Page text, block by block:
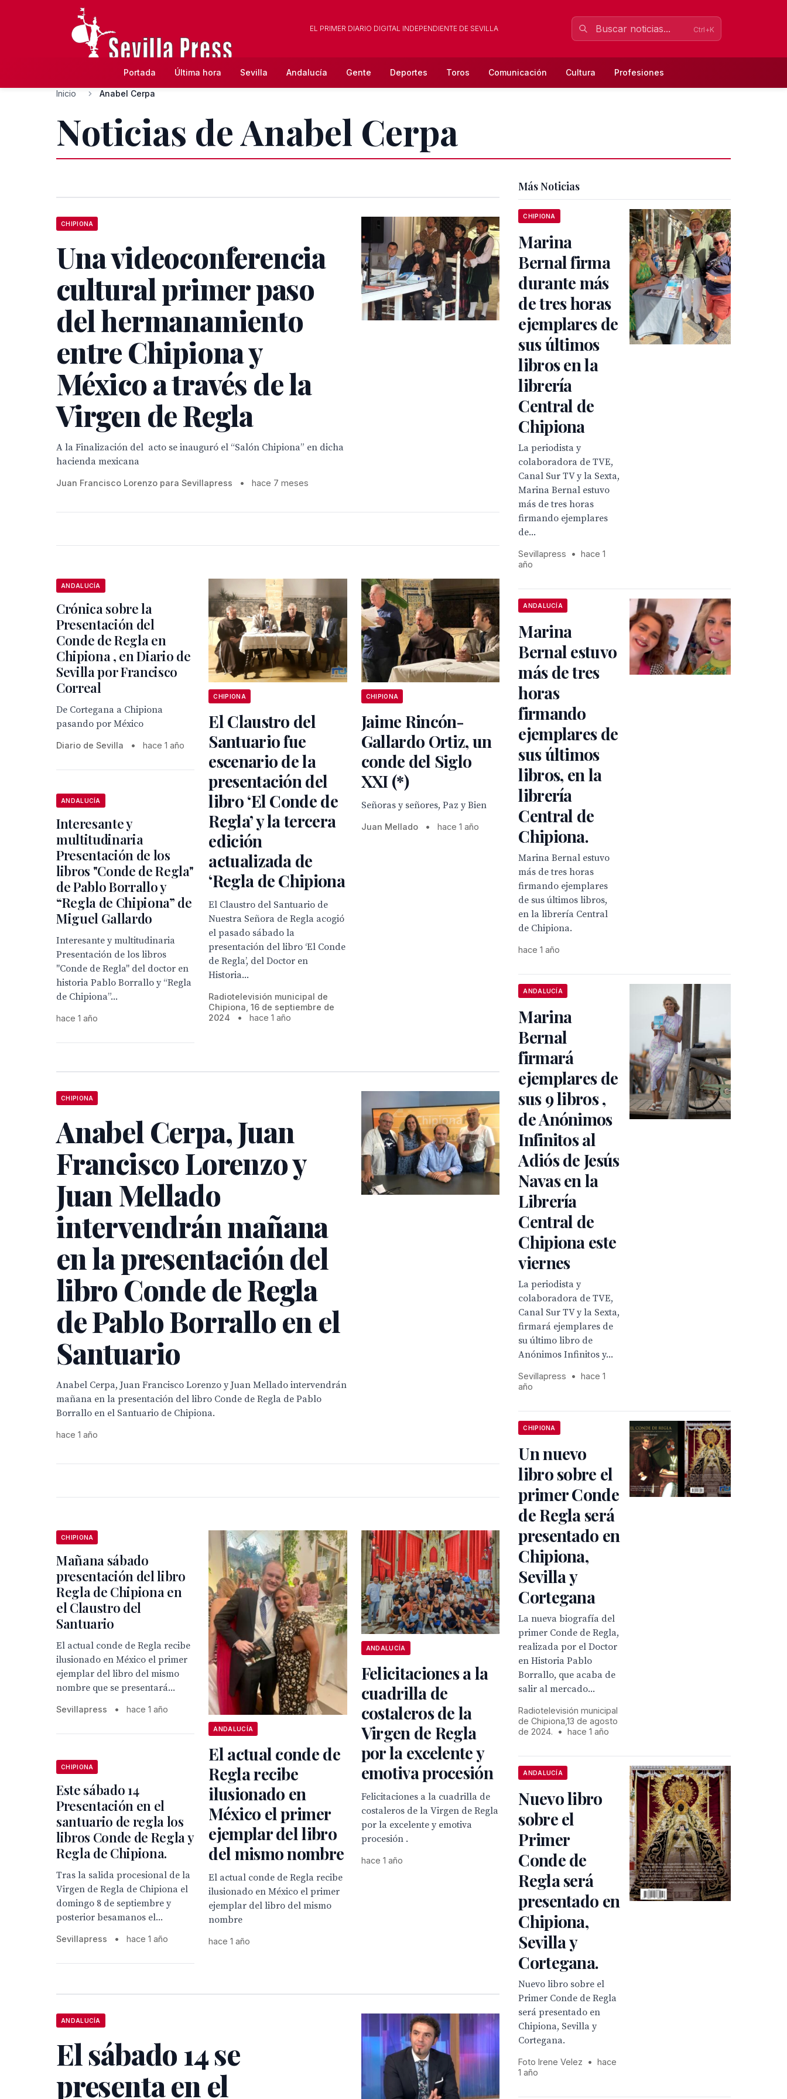
EL PRIMER DIARIO DIGITAL INDEPENDIENTE DE SEVILLA Ctrl+K
Portada Última hora Sevilla Andalucía Gente Deportes Toros Comunicación Cultura Profesiones
Inicio Anabel Cerpa
Noticias de Anabel Cerpa
CHIPIONA
Una videoconferencia
cultural primer paso
del hermanamiento
entre Chipiona y
México a través de la
Virgen de Regla
A la Finalización del acto se inauguró el “Salón Chipiona” en dicha
hacienda mexicana
Juan Francisco Lorenzo para Sevillapress • hace 7 meses
ANDALUCÍA
Crónica sobre la
Presentación del
Conde de Regla en
Chipiona , en Diario de
Sevilla por Francisco
Correal
De Cortegana a Chipiona
pasando por México
Diario de Sevilla • hace 1 año
CHIPIONA
El Claustro del
Santuario fue
escenario de la
presentación del
libro ‘El Conde de
Regla’ y la tercera
edición
actualizada de
‘Regla de Chipiona
El Claustro del Santuario de
Nuestra Señora de Regla acogió
el pasado sábado la
presentación del libro ‘El Conde
de Regla’, del Doctor en
Historia...
Radiotelevisión municipal de
Chipiona, 16 de septiembre de
2024
• hace 1 año
CHIPIONA
Jaime Rincón-
Gallardo Ortiz, un
conde del Siglo
XXI (*)
Señoras y señores, Paz y Bien
Juan Mellado • hace 1 año
ANDALUCÍA
Interesante y
multitudinaria
Presentación de los
libros "Conde de Regla"
de Pablo Borrallo y
“Regla de Chipiona” de
Miguel Gallardo
Interesante y multitudinaria
Presentación de los libros
"Conde de Regla" del doctor en
historia Pablo Borrallo y “Regla
de Chipiona”...
hace 1 año
CHIPIONA
Anabel Cerpa, Juan
Francisco Lorenzo y
Juan Mellado
intervendrán mañana
en la presentación del
libro Conde de Regla
de Pablo Borrallo en el
Santuario
Anabel Cerpa, Juan Francisco Lorenzo y Juan Mellado intervendrán
mañana en la presentación del libro Conde de Regla de Pablo
Borrallo en el Santuario de Chipiona.
hace 1 año
CHIPIONA
Mañana sábado
presentación del libro
Regla de Chipiona en
el Claustro del
Santuario
El actual conde de Regla recibe
ilusionado en México el primer
ejemplar del libro del mismo
nombre que se presentará...
Sevillapress • hace 1 año
ANDALUCÍA
El actual conde de
Regla recibe
ilusionado en
México el primer
ejemplar del libro
del mismo nombre
El actual conde de Regla recibe
ilusionado en México el primer
ejemplar del libro del mismo
nombre
hace 1 año
ANDALUCÍA
Felicitaciones a la
cuadrilla de
costaleros de la
Virgen de Regla
por la excelente y
emotiva procesión
Felicitaciones a la cuadrilla de
costaleros de la Virgen de Regla
por la excelente y emotiva
procesión .
hace 1 año
CHIPIONA
Este sábado 14
Presentación en el
santuario de regla los
libros Conde de Regla y
Regla de Chipiona.
Tras la salida procesional de la
Virgen de Regla de Chipiona el
domingo 8 de septiembre y
posterior besamanos el...
Sevillapress • hace 1 año
ANDALUCÍA
El sábado 14 se
presenta en el
Más Noticias
CHIPIONA
Marina
Bernal firma
durante más
de tres horas
ejemplares de
sus últimos
libros en la
librería
Central de
Chipiona
La periodista y
colaboradora de TVE,
Canal Sur TV y la Sexta,
Marina Bernal estuvo
más de tres horas
firmando ejemplares
de...
Sevillapress •
hace 1
año
ANDALUCÍA
Marina
Bernal estuvo
más de tres
horas
firmando
ejemplares de
sus últimos
libros, en la
librería
Central de
Chipiona.
Marina Bernal estuvo
más de tres horas
firmando ejemplares
de sus últimos libros,
en la librería Central
de Chipiona.
hace 1 año
ANDALUCÍA
Marina
Bernal
firmará
ejemplares de
sus 9 libros ,
de Anónimos
Infinitos al
Adiós de Jesús
Navas en la
Librería
Central de
Chipiona este
viernes
La periodista y
colaboradora de TVE,
Canal Sur TV y la Sexta,
firmará ejemplares de
su último libro de
Anónimos Infinitos y...
Sevillapress •
hace 1
año
CHIPIONA
Un nuevo
libro sobre el
primer Conde
de Regla será
presentado en
Chipiona,
Sevilla y
Cortegana
La nueva biografía del
primer Conde de Regla,
realizada por el Doctor
en Historia Pablo
Borrallo, que acaba de
salir al mercado...
Radiotelevisión municipal
de Chipiona,13 de agosto
de 2024.
• hace 1 año
ANDALUCÍA
Nuevo libro
sobre el
Primer
Conde de
Regla será
presentado en
Chipiona,
Sevilla y
Cortegana.
Nuevo libro sobre el
Primer Conde de Regla
será presentado en
Chipiona, Sevilla y
Cortegana.
Foto Irene Velez •
hace
1 año